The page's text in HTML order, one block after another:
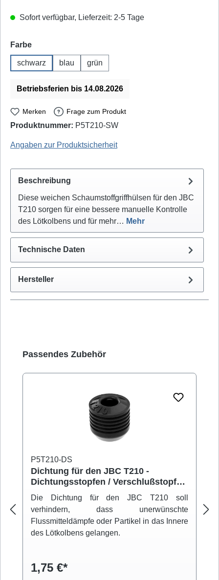
Sofort verfügbar, Lieferzeit: 2-5 Tage
Farbeauswählen
schwarz blau grün
Betriebsferien bis 14.08.2026
Merken Frage zum Produkt
Produktnummer: P5T210-SW
Angaben zur Produktsicherheit
Beschreibung
Diese weichen Schaumstoffgriffhülsen für den JBC
T210 sorgen für eine bessere manuelle Kontrolle
des Lötkolbens und für mehr… Mehr
Technische Daten
Hersteller
Produktgalerie überspringen
Passendes Zubehör
P5T210-DS
Dichtung für den JBC T210 -
Dichtungsstopfen / Verschlußstopfen
OB1000
Die Dichtung für den JBC T210 soll
verhindern, dass unerwünschte
Flussmitteldämpfe oder Partikel in das Innere
des Lötkolbens gelangen.
1,75 €*